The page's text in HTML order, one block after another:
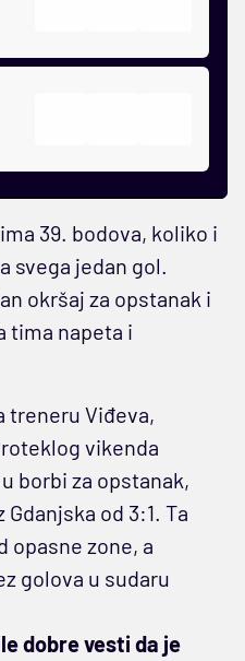
39. bodova, koliko i
svega jedan gol.
okršaj za opstanak i
tima napeta i
treneru Viđeva,
vikenda
borbi za opstanak,
od 3:1. Ta
opasne zone, a
golova u sudaru
dobre vesti da je